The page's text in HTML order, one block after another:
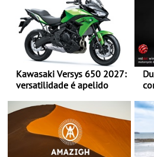
Kawasaki Versys 650 2027:
versatilidade é apelido